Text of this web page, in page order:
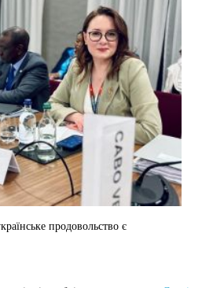
продовольство є